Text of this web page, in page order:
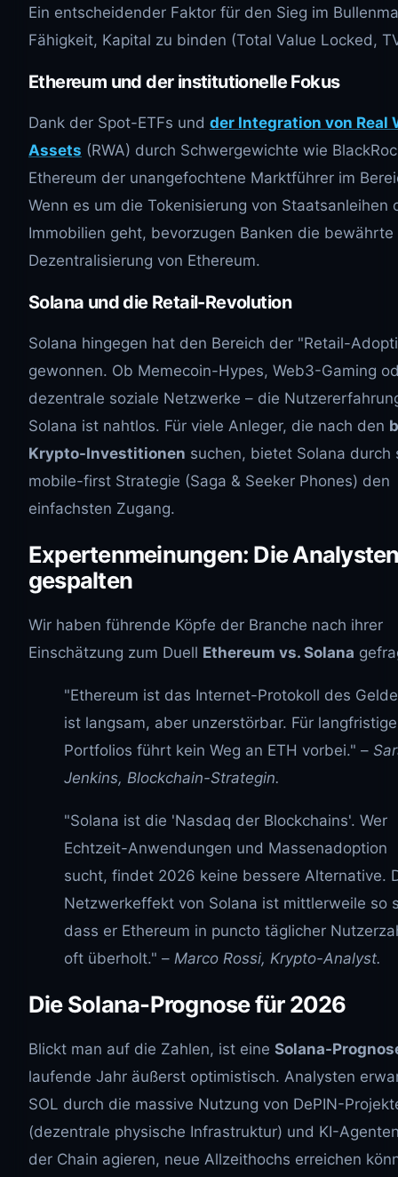
Ein entscheidender Faktor für den Sieg im
Fähigkeit, Kapital zu binden (Total Value Locked,
Ethereum und der institutionelle Fokus
Dank der Spot-ETFs und der Integration von Real
Assets (RWA) durch Schwergewichte wie
Ethereum der unangefochtene Marktführer im
Wenn es um die Tokenisierung von Staatsanleihen
Immobilien geht, bevorzugen Banken die bewährte
Dezentralisierung von Ethereum.
Solana und die Retail-Revolution
Solana hingegen hat den Bereich der "Retail-
gewonnen. Ob Memecoin-Hypes, Web3-Gaming
dezentrale soziale Netzwerke – die
Solana ist nahtlos. Für viele Anleger, die nach den
Krypto-Investitionen suchen, bietet Solana durch
mobile-first Strategie (Saga & Seeker Phones) den
einfachsten Zugang.
Expertenmeinungen: Die
gespalten
Wir haben führende Köpfe der Branche nach ihrer
Einschätzung zum Duell Ethereum vs. Solana
"Ethereum ist das Internet-Protokoll des
ist langsam, aber unzerstörbar. Für langfristige
Portfolios führt kein Weg an ETH vorbei." –
Jenkins, Blockchain-Strategin.
"Solana ist die 'Nasdaq der Blockchains'. Wer
Echtzeit-Anwendungen und Massenadoption
sucht, findet 2026 keine bessere Alternative.
Netzwerkeffekt von Solana ist mittlerweile so
dass er Ethereum in puncto täglicher
oft überholt." – Marco Rossi, Krypto-Analyst.
Die Solana-Prognose für 2026
Blickt man auf die Zahlen, ist eine Solana-
laufende Jahr äußerst optimistisch. Analysten
SOL durch die massive Nutzung von DePIN-
(dezentrale physische Infrastruktur) und KI-
der Chain agieren, neue Allzeithochs erreichen